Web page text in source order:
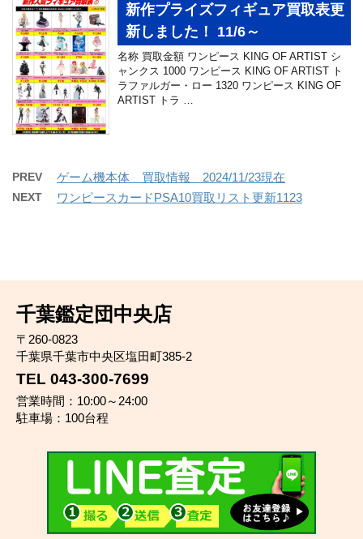
新作プライズフィギュア買取表更
新しました！ 11/6～
名称 買取金額 ワンピース KING OF ARTIST シ
ャンクス 1000 ワンピース KING OF ARTIST ト
ラファルガー・ロー 1320 ワンピース KING OF
ARTIST トラ …
PREV ゲーム機本体 買取情報 2024/11/23現在
NEXT ワンピースカードPSA10買取リスト更新1123
千葉鑑定団中央店
〒260-0823
千葉県千葉市中央区塩田町385-2
TEL 043-300-7699
営業時間：10:00～24:00
駐車場：100台程